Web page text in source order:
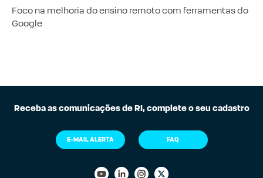
Foco na melhoria do ensino remoto com ferramentas do
Google
Receba as comunicações de RI, complete o seu cadastro
E-MAIL ALERTA FAQ